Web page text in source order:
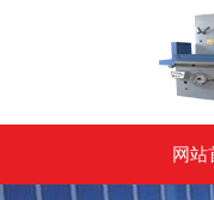
网站